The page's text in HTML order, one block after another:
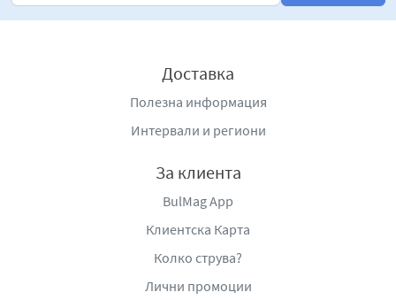
Доставка
Полезна информация
Интервали и региони
За клиента
BulMag App
Клиентска Карта
Колко струва?
Лични промоции